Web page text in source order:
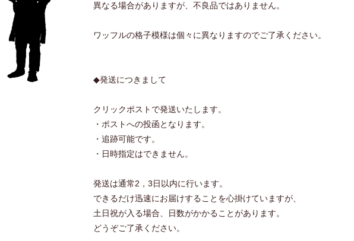
異なる場合がありますが、不良品ではありません。
ワッフルの格子模様は個々に異なりますのでご了承ください。
◆発送につきまして
クリックポストで発送いたします。
・ポストへの投函となります。
・追跡可能です。
・日時指定はできません。
発送は通常2，3日以内に行います。
できるだけ迅速にお届けすることを心掛けていますが、
土日祝が入る場合、日数がかかることがあります。
どうぞご了承ください。